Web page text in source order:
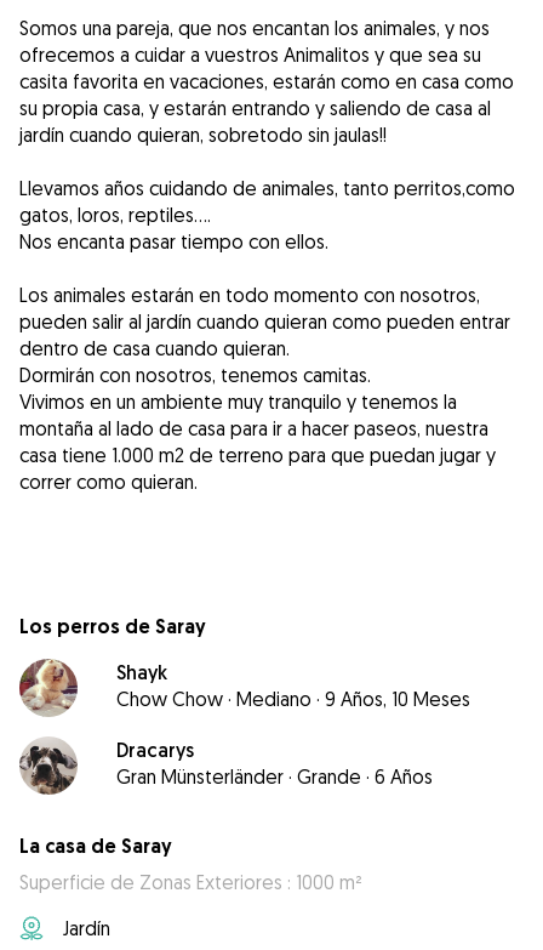
Somos una pareja, que nos encantan los animales, y nos
ofrecemos a cuidar a vuestros Animalitos y que sea su
casita favorita en vacaciones, estarán como en casa como
su propia casa, y estarán entrando y saliendo de casa al
jardín cuando quieran, sobretodo sin jaulas!!
Llevamos años cuidando de animales, tanto perritos,como
gatos, loros, reptiles….
Nos encanta pasar tiempo con ellos.
Los animales estarán en todo momento con nosotros,
pueden salir al jardín cuando quieran como pueden entrar
dentro de casa cuando quieran.
Dormirán con nosotros, tenemos camitas.
Vivimos en un ambiente muy tranquilo y tenemos la
montaña al lado de casa para ir a hacer paseos, nuestra
casa tiene 1.000 m2 de terreno para que puedan jugar y
correr como quieran.
Los perros de Saray
Shayk
Chow Chow · Mediano · 9 Años, 10 Meses
Dracarys
Gran Münsterländer · Grande · 6 Años
La casa de Saray
Superficie de Zonas Exteriores : 1000 m²
Jardín